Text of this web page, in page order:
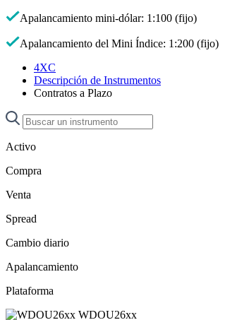
Apalancamiento mini-dólar: 1:100 (fijo)
Apalancamiento del Mini Índice: 1:200 (fijo)
4XC
Descripción de Instrumentos
Contratos a Plazo
Activo
Compra
Venta
Spread
Cambio diario
Apalancamiento
Plataforma
WDOU26xx